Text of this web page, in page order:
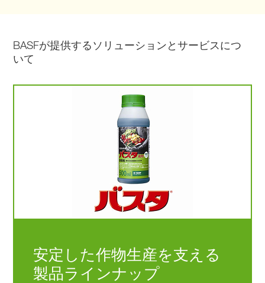
BASFが提供するソリューションとサービスにつ
いて
安定した作物生産を支える
製品ラインナップ